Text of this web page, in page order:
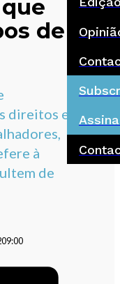
de
direitos e
à
de
9:00